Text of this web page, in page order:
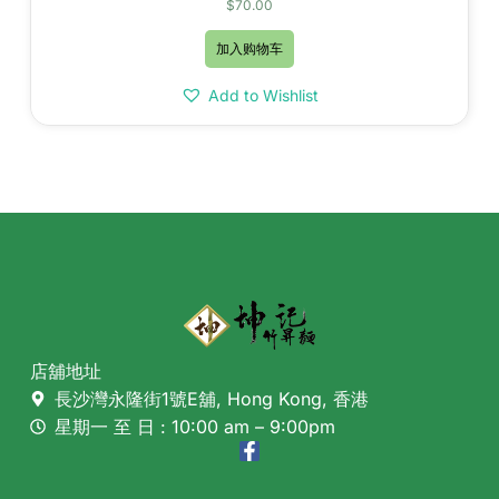
$70.00
加入购物车
Add to Wishlist
店舖地址
長沙灣永隆街1號E舖, Hong Kong, 香港
星期一 至 日 : 10:00 am – 9:00pm